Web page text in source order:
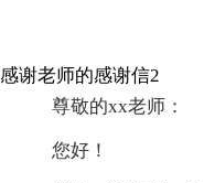
感谢老师的感谢信2
尊敬的xx老师：
您好！